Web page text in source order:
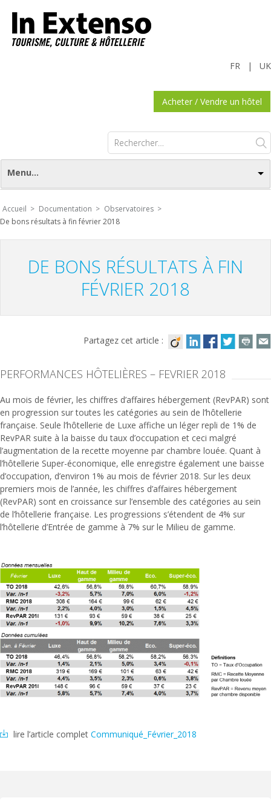
UK
|
FR
Acheter / Vendre un hôtel
Rechercher :
Menu...
Accueil > Documentation > Observatoires >
De bons résultats à fin février 2018
DE BONS RÉSULTATS À FIN
FÉVRIER 2018
Partagez cet article :
PERFORMANCES HÔTELIÈRES – FEVRIER 2018
Au mois de février, les chiffres d’affaires hébergement (RevPAR) sont
en progression sur toutes les catégories au sein de l’hôtellerie
française. Seule l’hôtellerie de Luxe affiche un léger repli de 1% de
RevPAR suite à la baisse du taux d’occupation et ceci malgré
l’augmentation de la recette moyenne par chambre louée. Quant à
l’hôtellerie Super-économique, elle enregistre également une baisse
d’occupation, d’environ 1% au mois de février 2018. Sur les deux
premiers mois de l’année, les chiffres d’affaires hébergement
(RevPAR) sont en croissance sur l’ensemble des catégories au sein
de l’hôtellerie française. Les progressions s’étendent de 4% sur
l’hôtellerie d’Entrée de gamme à 7% sur le Milieu de gamme.
lire l’article complet Communiqué_Février_2018